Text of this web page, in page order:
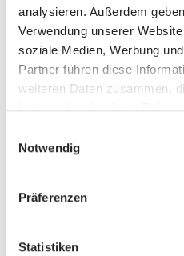
analysieren. Außerdem
Verwendung unserer
soziale Medien, Werbung
Partner führen diese
weiteren Daten zusammen,
haben oder die sie im
Notwendig
Präferenzen
Statistiken
erstmals 2019.